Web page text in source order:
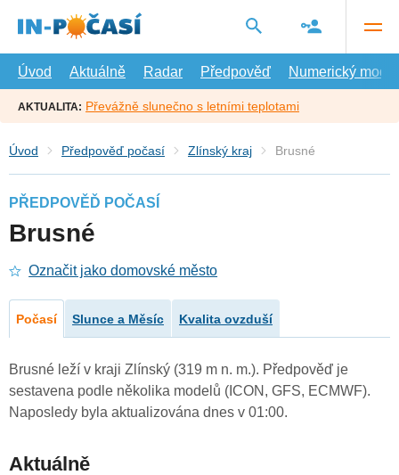
hlavní
Úvod
Aktuálně Radar Předpověď Numerický model
AKTUALITA: Převážně slunečno s letními teplotami
Úvod Předpověď počasí Zlínský kraj Brusné
PŘEDPOVĚĎ POČASÍ
Brusné
Označit jako domovské město
Počasí Slunce a Měsíc Kvalita ovzduší
Brusné leží v kraji Zlínský (319 m n. m.). Předpověď je
sestavena podle několika modelů (ICON, GFS, ECMWF).
Naposledy byla aktualizována dnes v 01:00.
Aktuálně